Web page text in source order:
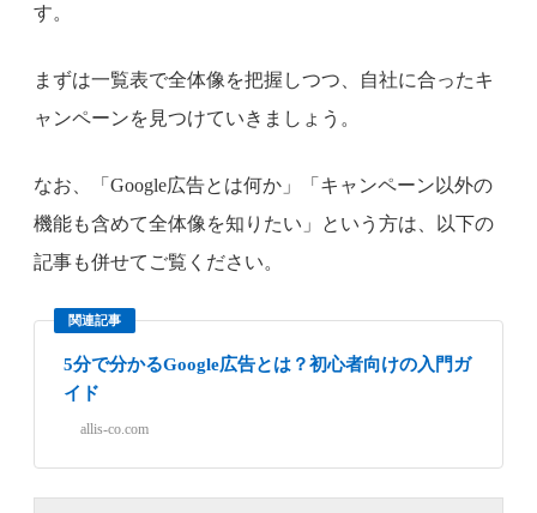
す。
まずは一覧表で全体像を把握しつつ、自社に合ったキ
ャンペーンを見つけていきましょう。
なお、「Google広告とは何か」「キャンペーン以外の
機能も含めて全体像を知りたい」という方は、以下の
記事も併せてご覧ください。
関連記事
5分で分かるGoogle広告とは？初心者向けの入門ガ
イド
allis-co.com